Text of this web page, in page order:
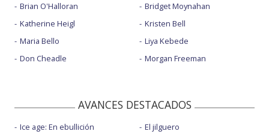
Brian O'Halloran
Katherine Heigl
Maria Bello
Don Cheadle
Bridget Moynahan
Kristen Bell
Liya Kebede
Morgan Freeman
AVANCES DESTACADOS
Ice age: En ebullición
El jilguero